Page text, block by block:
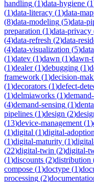
handling (1)data-hygiene (1
(1)data-literacy (1)data-
(8)data-modeling (5)data-
preparation (1)data-privacy
(4)data-refresh (2)data-
(4)data-visualization (5)
(1)datev (1)dawn (1)dawn-
(1)dealer(1)debugging (1)
framework (1)decision-
(1)decorators (1)defect-
(1)delmiaworks (1)
(4)demand-sensing (1)
pipelines (1)design (2)
(13)device-management (1)
(1)digital (1)digital-adoption
(1)digital-maturity (1)
(22)digital-twin (2)digital-
(1)discounts (2)distribution
compose (1)doctype (1)
processing (2)